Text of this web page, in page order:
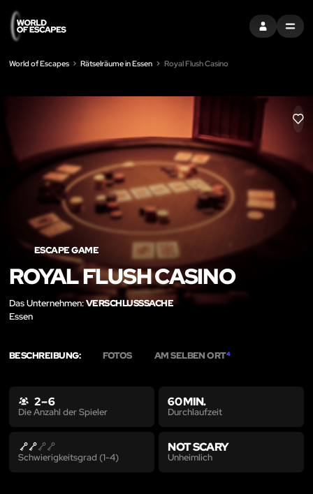
EINTRAGEN
MENU
World of Escapes Rätselräume in Essen Royal Flush Casino
LIKE
ESCAPE GAME
ROYAL FLUSH CASINO
Das Unternehmen:VERSCHLUSSSACHE
Essen
BESCHREIBUNG: FOTOS AM SELBEN ORT4
2 – 6
Die Anzahl der Spieler
60 MIN.
Durchlaufzeit
Schwierigkeitsgrad (1-4)
NOT SCARY
Unheimlich